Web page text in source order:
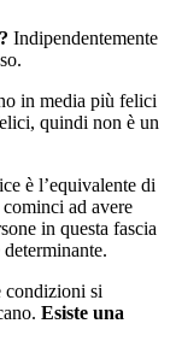
Indipendentemente
in media più felici
quindi non è un
è l’equivalente di
ad avere
in questa fascia
condizioni si
Esiste una